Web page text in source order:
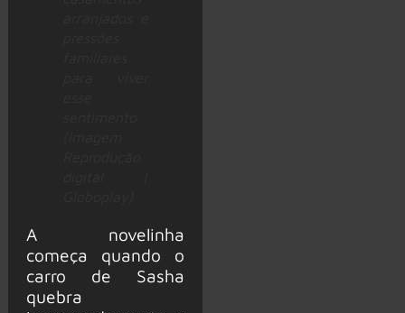
A novelinha
começa quando o
carro de Sasha
quebra